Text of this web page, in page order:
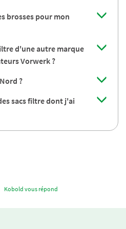
brosses pour mon
d'une autre marque
Vorwerk ?
?
sacs filtre dont j'ai
Kobold vous répond